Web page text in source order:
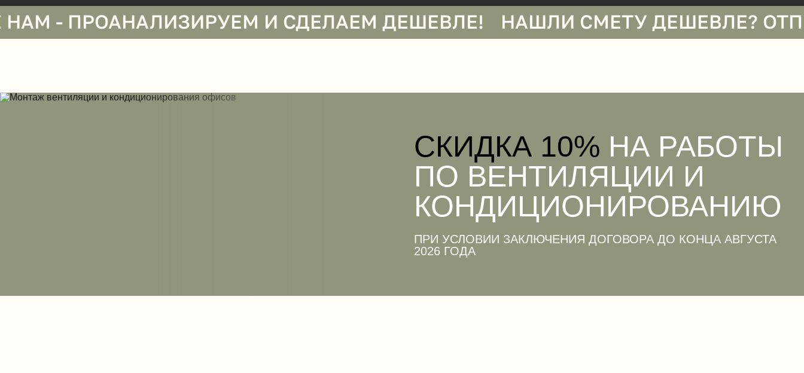
И СДЕЛАЕМ ДЕШЕВЛЕ! НАШЛИ СМЕТУ ДЕШЕВЛЕ?
CКИДКА 10% НА РАБОТЫ
ПО ВЕНТИЛЯЦИИ И
КОНДИЦИОНИРОВАНИЮ
ПРИ УСЛОВИИ ЗАКЛЮЧЕНИЯ ДОГОВОРА ДО КОНЦА АВГУСТА
2026 ГОДА